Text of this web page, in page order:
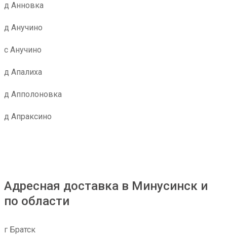
д Анновка
д Анучино
с Анучино
д Апалиха
д Апполоновка
д Апраксино
Адресная доставка в Минусинск и
по области
г Братск